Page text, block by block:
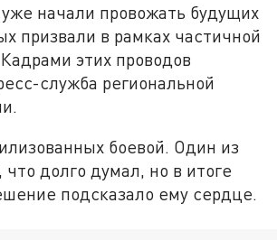
начали провожать будущих
призвали в рамках частичной
этих проводов
служба региональной
боевой. Один из
что долго думал, но в итоге
подсказало ему сердце.